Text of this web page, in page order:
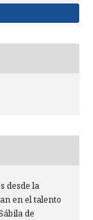
desde la
en el talento
de